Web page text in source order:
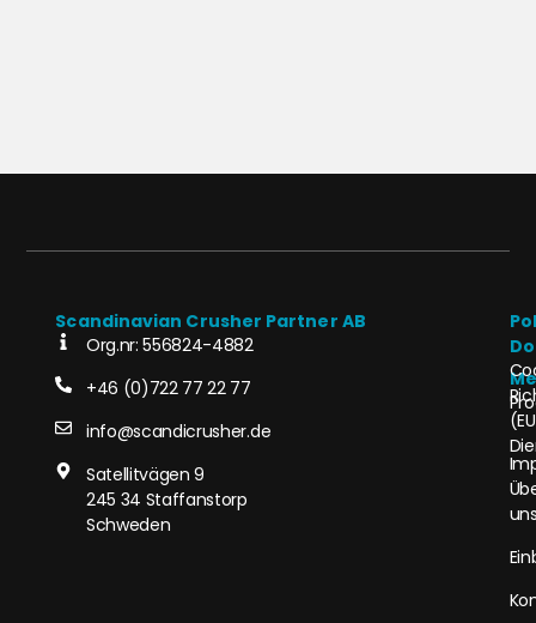
Scandinavian Crusher Partner AB
Org.nr: 556824-4882
+46 (0)722 77 22 77
info@scandicrusher.de
Satellitvägen 9
245 34 Staffanstorp
Schweden